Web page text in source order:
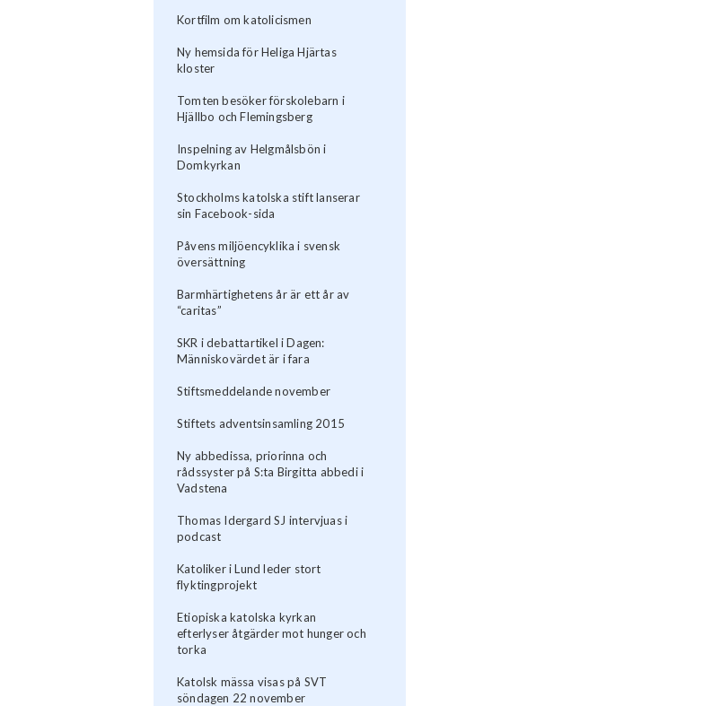
Kortfilm om katolicismen
Ny hemsida för Heliga Hjärtas
kloster
Tomten besöker förskolebarn i
Hjällbo och Flemingsberg
Inspelning av Helgmålsbön i
Domkyrkan
Stockholms katolska stift lanserar
sin Facebook-sida
Påvens miljöencyklika i svensk
översättning
Barmhärtighetens år är ett år av
“caritas”
SKR i debattartikel i Dagen:
Människovärdet är i fara
Stiftsmeddelande november
Stiftets adventsinsamling 2015
Ny abbedissa, priorinna och
rådssyster på S:ta Birgitta abbedi i
Vadstena
Thomas Idergard SJ intervjuas i
podcast
Katoliker i Lund leder stort
flyktingprojekt
Etiopiska katolska kyrkan
efterlyser åtgärder mot hunger och
torka
Katolsk mässa visas på SVT
söndagen 22 november